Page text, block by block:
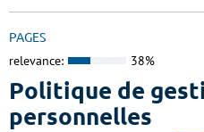
PAGES
relevance: 38%
Politique de
personnelles